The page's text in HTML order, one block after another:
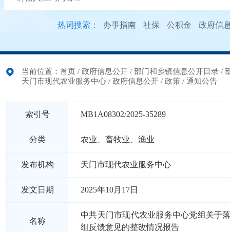
热词搜索： 办事指南 社保 公积金 政府信
当前位置： 首页 / 政府信息公开 / 部门和乡镇信息公开目录 /
天门市现代农业服务中心 / 政府信息公开 / 政策 / 通知公告
索引号 MB1A08302/2025-35289
分类 农业、畜牧业、渔业
发布机构 天门市现代农业服务中心
发文日期 2025年10月17日
名称
中共天门市现代农业服务中心党组关于
组反馈意见的整改情况报告